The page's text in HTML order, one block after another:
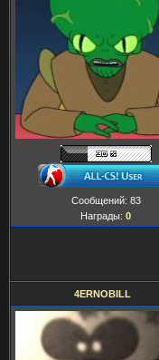
Сообщений: 83
Награды: 0
4ERNOBILL